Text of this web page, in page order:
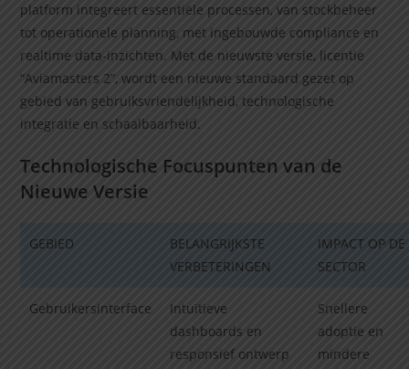
platform integreert essentiële processen, van stockbeheer
tot operationele planning, met ingebouwde compliance en
realtime data-inzichten. Met de nieuwste versie, licentie
“Aviamasters 2”, wordt een nieuwe standaard gezet op
gebied van gebruiksvriendelijkheid, technologische
integratie en schaalbaarheid.
Technologische Focuspunten van de
Nieuwe Versie
GEBIED
BELANGRIJKSTE
VERBETERINGEN
IMPACT OP DE
SECTOR
Gebruikersinterface
Intuïtieve
dashboards en
responsief ontwerp
Snellere
adoptie en
mindere